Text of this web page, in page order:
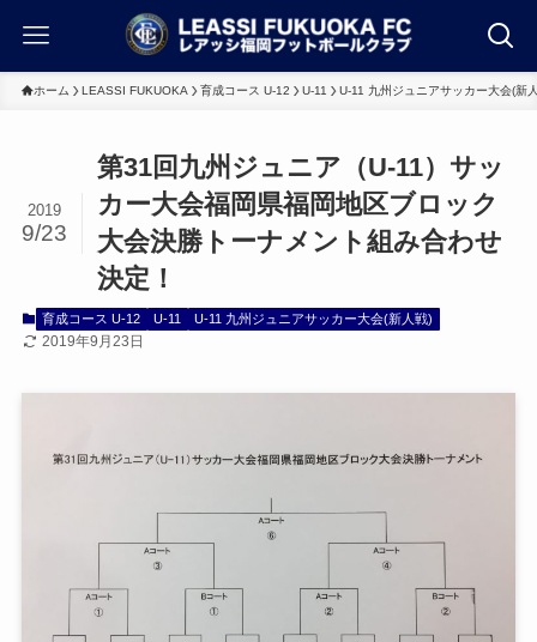
ホーム LEASSI FUKUOKA 育成コース U-12 U-11 U-11 九州ジュニアサッカー大会(新
第31回九州ジュニア（U-11）サッ
カー大会福岡県福岡地区ブロック
大会決勝トーナメント組み合わせ
決定！
2019
9/23
育成コース U-12 U-11 U-11 九州ジュニアサッカー大会(新人戦)
2019年9月23日